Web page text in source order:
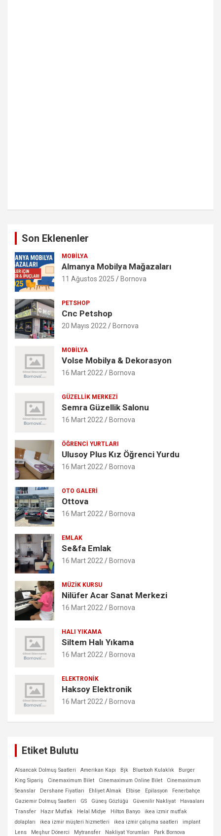
Son Eklenenler
MOBILYA
Almanya Mobilya Mağazaları
11 Ağustos 2025 Bornova
PETSHOP
Cnc Petshop
20 Mayıs 2022 Bornova
MOBILYA
Volse Mobilya & Dekorasyon
16 Mart 2022 Bornova
GÜZELLIK MERKEZI
Semra Güzellik Salonu
16 Mart 2022 Bornova
ÖĞRENCI YURTLARI
Ulusoy Plus Kız Öğrenci Yurdu
16 Mart 2022 Bornova
OTO GALERI
Ottova
16 Mart 2022 Bornova
EMLAK
Se&fa Emlak
16 Mart 2022 Bornova
MÜZIK KURSU
Nilüfer Acar Sanat Merkezi
16 Mart 2022 Bornova
HALI YIKAMA
Siltem Halı Yıkama
16 Mart 2022 Bornova
ELEKTRONIK
Haksoy Elektronik
16 Mart 2022 Bornova
Etiket Bulutu
Alsancak Dolmuş Saatleri Amerikan Kapı Bjk Bluetooh Kulaklık
Burger
King Sipariş
Cinemaximum Bilet Cinemaximum Online Bilet
Cinemaximum
Seanslar
Dershane Fiyatları Ehliyet Almak Elbise Epilasyon
Fenerbahçe
Gaziemir Dolmuş Saatleri
GS Güneş Gözlüğü Güvenilir Nakliyat
Havaalanı
Transfer
Hazır Mutfak Helal Midye Hilton Banyo
ikea izmir mutfak
dolapları
ikea izmir müşteri hizmetleri ikea izmir çalışma saatleri
implant
Lens
Meşhur Dönerci Mytransfer Nakliyat Yorumları
Park Bornova